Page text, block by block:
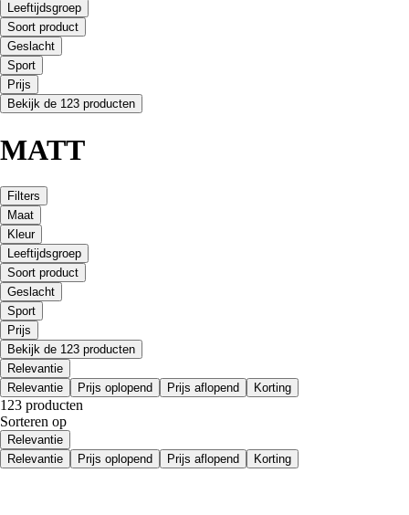
Leeftijdsgroep
Soort product
Geslacht
Sport
Prijs
Bekijk de 123 producten
MATT
Filters
Maat
Kleur
Leeftijdsgroep
Soort product
Geslacht
Sport
Prijs
Bekijk de 123 producten
Relevantie
Relevantie
Prijs oplopend Prijs aflopend Korting
123 producten
Sorteren op
Relevantie
Relevantie
Prijs oplopend Prijs aflopend Korting